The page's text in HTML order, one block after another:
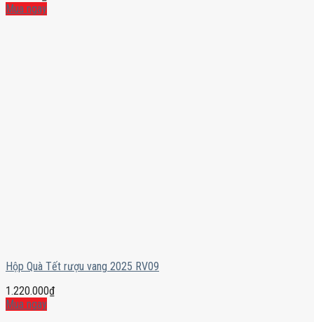
Mua ngay
Hộp Quà Tết rượu vang 2025 RV09
1.220.000₫
Mua ngay